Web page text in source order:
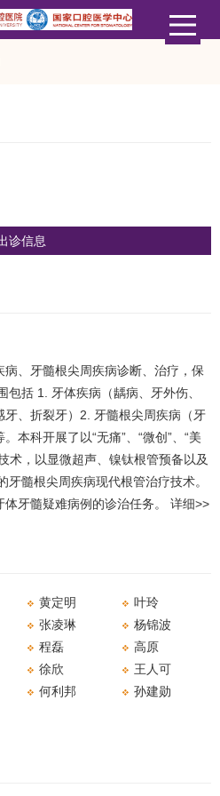
诊信息
、牙髓根尖周疾病诊断、治疗，保
括 1. 牙体疾病（龋病、牙外伤、
、折裂牙）2. 牙髓根尖周疾病（牙
本科开展了以“无痛”、“微创”、“美
术，以显微超声、镍钛根管预备以及
髓根尖周疾病现代根管治疗技术。
牙髓疑难病例的诊治任务。 详细>>
黄定明
叶玲
张凌琳
杨锦波
程磊
高原
徐欣
王人可
何利邦
孙建勋